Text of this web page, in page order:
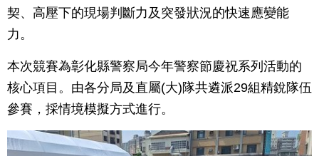
契、高壓下的現場判斷力及突發狀況的快速應變能
力。
本次競賽為彰化縣警察局今年警察節慶祝系列活動的
核心項目。由各分局及直屬(大)隊共遴派29組精銳隊伍
參賽，採情境模擬方式進行。